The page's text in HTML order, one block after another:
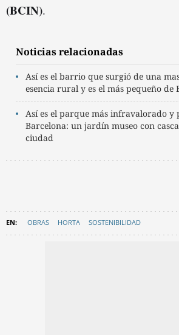
(BCIN).
Noticias relacionadas
Así es el barrio que surgió de una
esencia rural y es el más pequeño de
Así es el parque más infravalorado y
Barcelona: un jardín museo con
ciudad
OBRAS HORTA SOSTENIBILIDAD